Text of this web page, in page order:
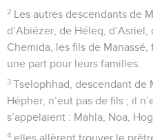
2 Les autres descendants de
d’Abiézer, de Héleq,
Chemida, les fils de
une part pour leurs familles.
3 Tselophhad, descendant de
Hépher, n’eut pas de fils ; il
s’appelaient : Mahla, Noa,
4 elles allèrent trouver le